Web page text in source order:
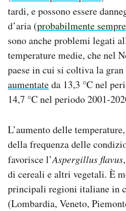
tardi, e possono essere
d’aria (probabilmente
sono anche problemi legati
temperature medie, che nel
paese in cui si coltiva la
aumentateda 13,3 °C nel
14,7 °C nel periodo 2001-
L’aumento delle
della frequenza delle
favorisce l’Aspergillus flavus
di cereali e altri vegetali. È
principali regioni italiane in
(Lombardia, Veneto,